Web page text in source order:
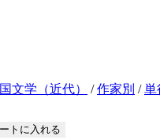
国文学（近代） /作家別 /単